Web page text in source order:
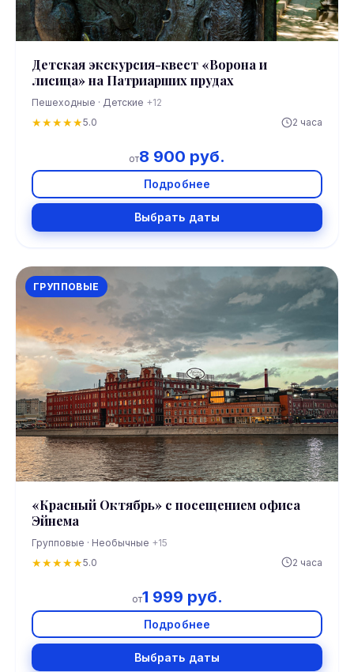
Детская экскурсия-квест «Ворона и
лисица» на Патриарших прудах
Пешеходные · Детские +12
★★★★★5.0 2 часа
от8 900 руб.
Подробнее
Выбрать даты
ГРУППОВЫЕ
«Красный Октябрь» с посещением офиса
Эйнема
Групповые · Необычные +15
★★★★★5.0 2 часа
от1 999 руб.
Подробнее
Выбрать даты